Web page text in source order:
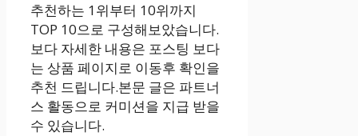
추천하는 1위부터 10위까지
TOP 10으로 구성해보았습니다.
보다 자세한 내용은 포스팅 보다
는 상품 페이지로 이동후 확인을
추천 드립니다.본문 글은 파트너
스 활동으로 커미션을 지급 받을
수 있습니다.